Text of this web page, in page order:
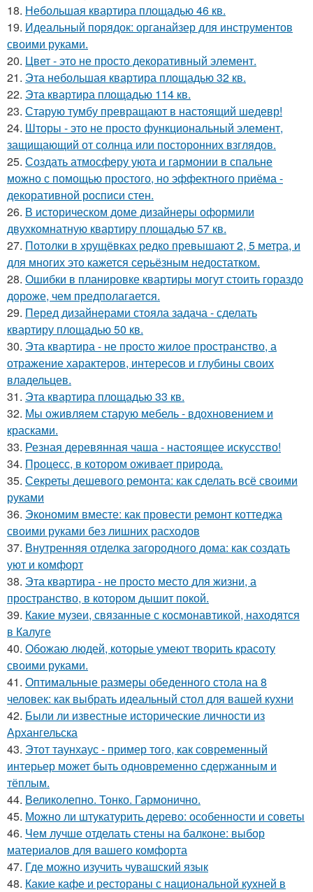
18. Небольшая квартира площадью 46 кв.
19. Идеальный порядок: органайзер для инструментов
своими руками.
20. Цвет - это не просто декоративный элемент.
21. Эта небольшая квартира площадью 32 кв.
22. Эта квартира площадью 114 кв.
23. Старую тумбу превращают в настоящий шедевр!
24. Шторы - это не просто функциональный элемент,
защищающий от солнца или посторонних взглядов.
25. Создать атмосферу уюта и гармонии в спальне
можно с помощью простого, но эффектного приёма -
декоративной росписи стен.
26. В историческом доме дизайнеры оформили
двухкомнатную квартиру площадью 57 кв.
27. Потолки в хрущёвках редко превышают 2, 5 метра, и
для многих это кажется серьёзным недостатком.
28. Ошибки в планировке квартиры могут стоить гораздо
дороже, чем предполагается.
29. Перед дизайнерами стояла задача - сделать
квартиру площадью 50 кв.
30. Эта квартира - не просто жилое пространство, а
отражение характеров, интересов и глубины своих
владельцев.
31. Эта квартира площадью 33 кв.
32. Мы оживляем старую мебель - вдохновением и
красками.
33. Резная деревянная чаша - настоящее искусство!
34. Процесс, в котором оживает природа.
35. Секреты дешевого ремонта: как сделать всё своими
руками
36. Экономим вместе: как провести ремонт коттеджа
своими руками без лишних расходов
37. Внутренняя отделка загородного дома: как создать
уют и комфорт
38. Эта квартира - не просто место для жизни, а
пространство, в котором дышит покой.
39. Какие музеи, связанные с космонавтикой, находятся
в Калуге
40. Обожаю людей, которые умеют творить красоту
своими руками.
41. Оптимальные размеры обеденного стола на 8
человек: как выбрать идеальный стол для вашей кухни
42. Были ли известные исторические личности из
Архангельска
43. Этот таунхаус - пример того, как современный
интерьер может быть одновременно сдержанным и
тёплым.
44. Великолепно. Тонко. Гармонично.
45. Можно ли штукатурить дерево: особенности и советы
46. Чем лучше отделать стены на балконе: выбор
материалов для вашего комфорта
47. Где можно изучить чувашский язык
48. Какие кафе и рестораны с национальной кухней в